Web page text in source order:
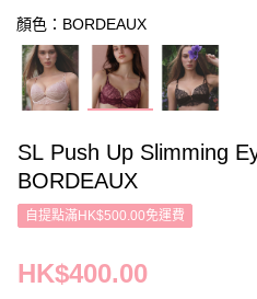
顏色：BORDEAUX
SL Push Up Slimming
BORDEAUX
自提點滿HK$500.00免運費
HK$400.00